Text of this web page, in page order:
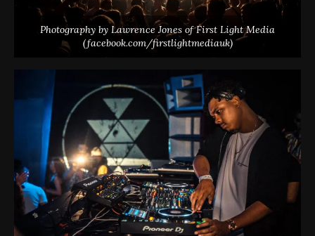
Photography by Lawrence Jones of First Light Media
(facebook.com/firstlightmediauk)